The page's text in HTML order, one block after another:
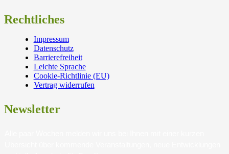
Rechtliches
Impressum
Datenschutz
Barrierefreiheit
Leichte Sprache
Cookie-Richtlinie (EU)
Vertrag widerrufen
Newsletter